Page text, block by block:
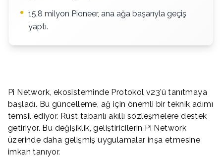
15,8 milyon Pioneer, ana ağa başarıyla geçiş
yaptı.
Pi Network, ekosisteminde Protokol v23’ü tanıtmaya
başladı. Bu güncelleme, ağ için önemli bir teknik adımı
temsil ediyor. Rust tabanlı akıllı sözleşmelere destek
getiriyor. Bu değişiklik, geliştiricilerin Pi Network
üzerinde daha gelişmiş uygulamalar inşa etmesine
imkan tanıyor.